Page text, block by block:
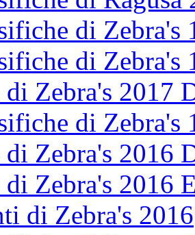
di Zebra's
di Zebra's
Zebra's 2017
di Zebra's
Zebra's 2016
Zebra's 2016
di Zebra's 2016